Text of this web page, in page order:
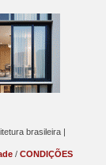
brasileira |
/ CONDIÇÕES